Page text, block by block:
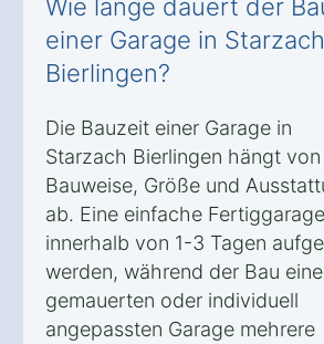
Wie lange dauert der
einer Garage in Starzach
Bierlingen?
Die Bauzeit einer Garage in
Starzach Bierlingen hängt
Bauweise, Größe und
ab. Eine einfache
innerhalb von 1-3 Tagen
werden, während der Bau
gemauerten oder individuell
angepassten Garage mehrere